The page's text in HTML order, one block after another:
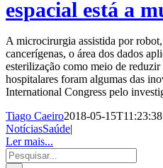
espacial está a
A microcirurgia assistida por
cancerígenas, o área dos dados
esterilização como meio de
hospitalares foram algumas das
International Congress pelo
Tiago Caeiro2018-05-
NotíciasSaúde|
Ler mais...
Pesquisar